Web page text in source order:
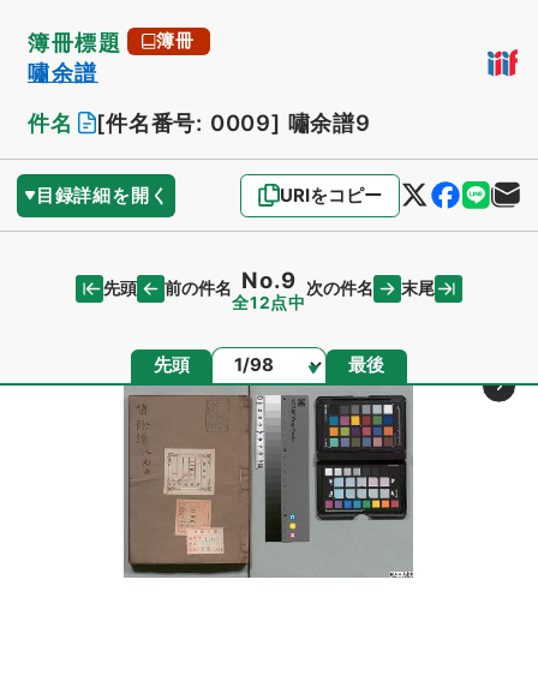
簿冊標題 簿冊
嘯余譜
件名
[件名番号: 0009] 嘯余譜9
目録詳細を開く URIをコピー
先頭 前の件名 No.9
全12点中
次の件名 末尾
先頭 ページ 最後